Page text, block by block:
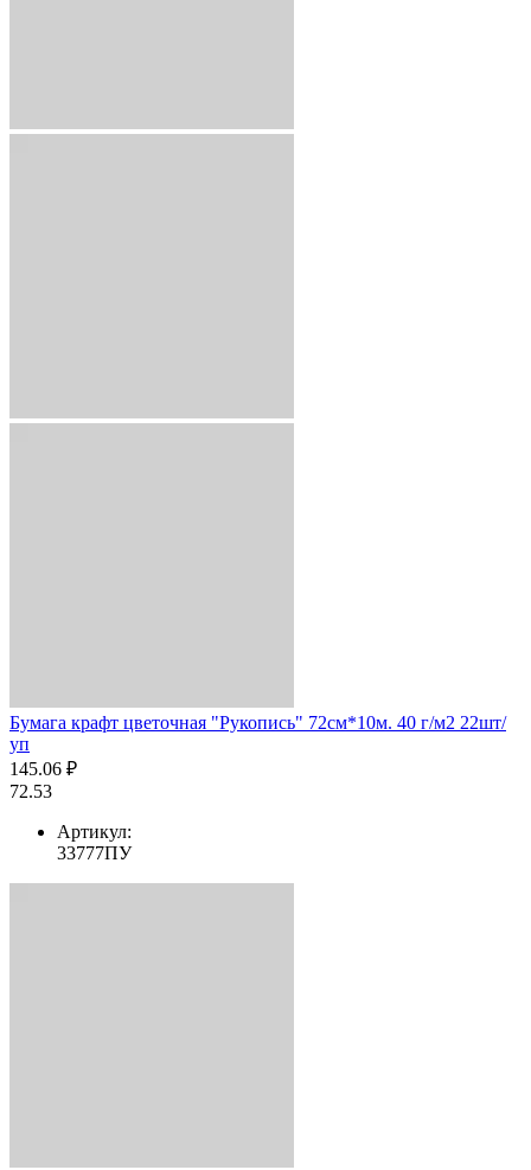
Бумага крафт цветочная "Рукопись" 72см*10м. 40 г/м2 22шт/
уп
145.06 ₽
72.53
Артикул:
33777ПУ